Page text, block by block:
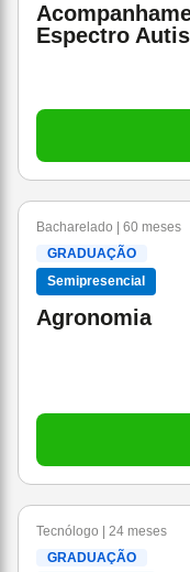
Espectro
Bacharelado | 60 meses
GRADUAÇÃO
Semipresencial
Agronomia
Tecnólogo | 24 meses
GRADUAÇÃO